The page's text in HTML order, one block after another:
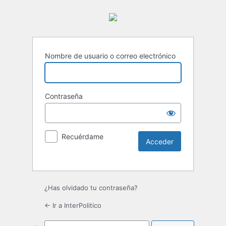
Nombre de usuario o correo electrónico
Contraseña
Recuérdame
¿Has olvidado tu contraseña?
← Ir a InterPolitico